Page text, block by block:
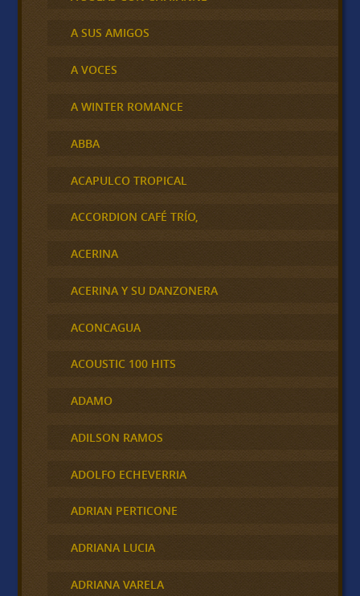
A SUS AMIGOS
A VOCES
A WINTER ROMANCE
ABBA
ACAPULCO TROPICAL
ACCORDION CAFÉ TRÍO,
ACERINA
ACERINA Y SU DANZONERA
ACONCAGUA
ACOUSTIC 100 HITS
ADAMO
ADILSON RAMOS
ADOLFO ECHEVERRIA
ADRIAN PERTICONE
ADRIANA LUCIA
ADRIANA VARELA